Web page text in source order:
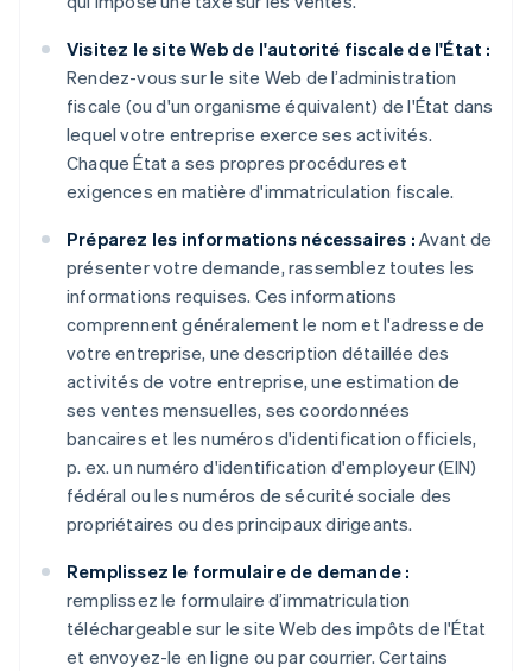
Visitez le site Web de l'autorité fiscale de l'État :
Rendez-vous sur le site Web de l’administration
fiscale (ou d'un organisme équivalent) de l'État dans
lequel votre entreprise exerce ses activités.
Chaque État a ses propres procédures et
exigences en matière d'immatriculation fiscale.
Préparez les informations nécessaires : Avant de
présenter votre demande, rassemblez toutes les
informations requises. Ces informations
comprennent généralement le nom et l'adresse de
votre entreprise, une description détaillée des
activités de votre entreprise, une estimation de
ses ventes mensuelles, ses coordonnées
bancaires et les numéros d'identification officiels,
p. ex. un numéro d'identification d'employeur (EIN)
fédéral ou les numéros de sécurité sociale des
propriétaires ou des principaux dirigeants.
Remplissez le formulaire de demande :
remplissez le formulaire d’immatriculation
téléchargeable sur le site Web des impôts de l'État
et envoyez-le en ligne ou par courrier. Certains